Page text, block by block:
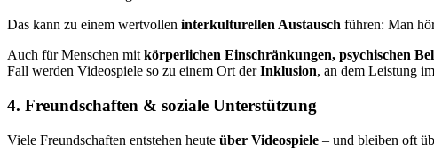
Das kann zu einem wertvollen interkulturellen Austausch führen: Man
Auch für Menschen mitkörperlichen Einschränkungen, psychischen
Fall werden Videospiele so zu einem Ort derInklusion, an dem Leistung
4. Freundschaften & soziale Unterstützung
Viele Freundschaften entstehen heute über Videospiele – und bleiben oft